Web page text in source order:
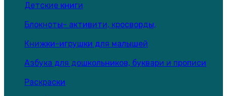
Детские книги
Блокноты- активити, кросворды,
Книжки-игрушки для малышей
Азбука для дошкольников, буквари и прописи
Раскраски